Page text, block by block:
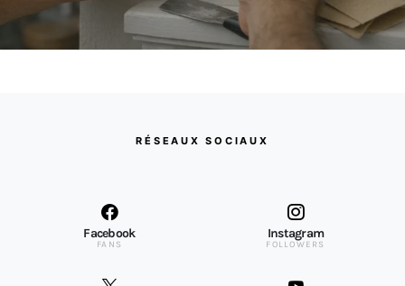
RÉSEAUX SOCIAUX
Facebook
FANS
Instagram
FOLLOWERS